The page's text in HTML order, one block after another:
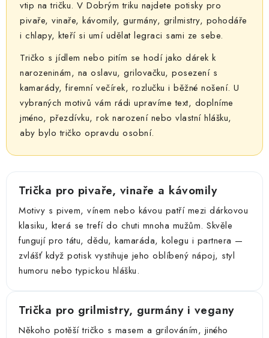
vtip na tričku. V Dobrým triku najdete potisky pro
pivaře, vinaře, kávomily, gurmány, grilmistry, pohodáře
i chlapy, kteří si umí udělat legraci sami ze sebe.
Tričko s jídlem nebo pitím se hodí jako dárek k
narozeninám, na oslavu, grilovačku, posezení s
kamarády, firemní večírek, rozlučku i běžné nošení. U
vybraných motivů vám rádi upravíme text, doplníme
jméno, přezdívku, rok narození nebo vlastní hlášku,
aby bylo tričko opravdu osobní.
Trička pro pivaře, vinaře a kávomily
Motivy s pivem, vínem nebo kávou patří mezi dárkovou
klasiku, která se trefí do chuti mnoha mužům. Skvěle
fungují pro tátu, dědu, kamaráda, kolegu i partnera —
zvlášť když potisk vystihuje jeho oblíbený nápoj, styl
humoru nebo typickou hlášku.
Trička pro grilmistry, gurmány i vegany
Někoho potěší tričko s masem a grilováním, jiného